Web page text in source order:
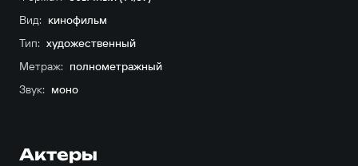
Вид: кинофильм
Тип: художественный
Метраж: полнометражный
Звук: моно
Актеры